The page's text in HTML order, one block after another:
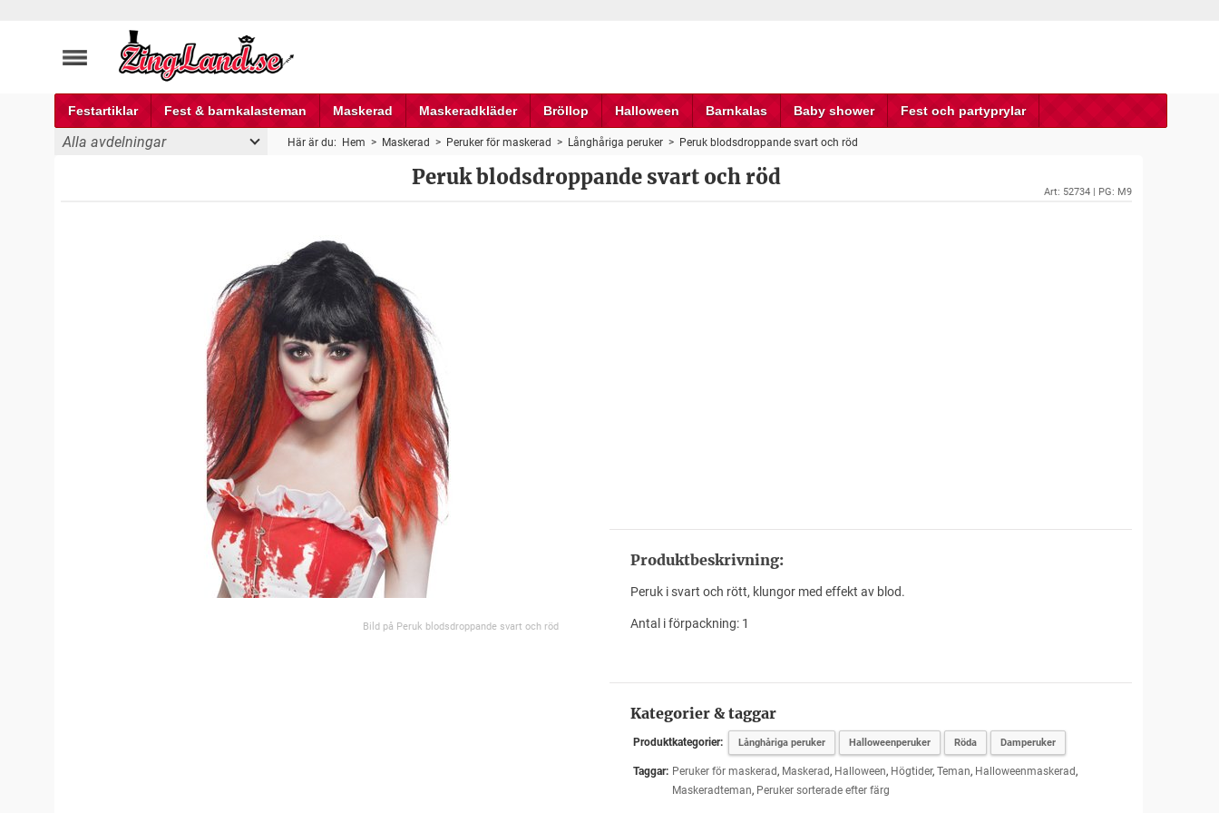
Festartiklar Fest & barnkalasteman Maskerad Maskeradkläder Bröllop Halloween Barnkalas Baby shower Fest och partyprylar
Alla avdelningar Här är du: Hem > Maskerad > Peruker för maskerad > Långhåriga peruker> Peruk blodsdroppande svart och röd
Peruk blodsdroppande svart och röd
Art: 52734 | PG: M9
Bild på Peruk blodsdroppande svart och röd
Produktbeskrivning:
Peruk i svart och rött, klungor med effekt av blod.
Antal i förpackning: 1
Kategorier & taggar
Produktkategorier: Långhåriga peruker Halloweenperuker Röda Damperuker
Taggar: Peruker för maskerad, Maskerad, Halloween, Högtider, Teman, Halloweenmaskerad,
Maskeradteman, Peruker sorterade efter färg